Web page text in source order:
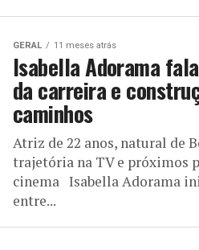
GERAL 11 meses atrás
Isabella Adorama
da carreira e
caminhos
Atriz de 22 anos, natural de
trajetória na TV e próximos
cinema Isabella Adorama
entre...